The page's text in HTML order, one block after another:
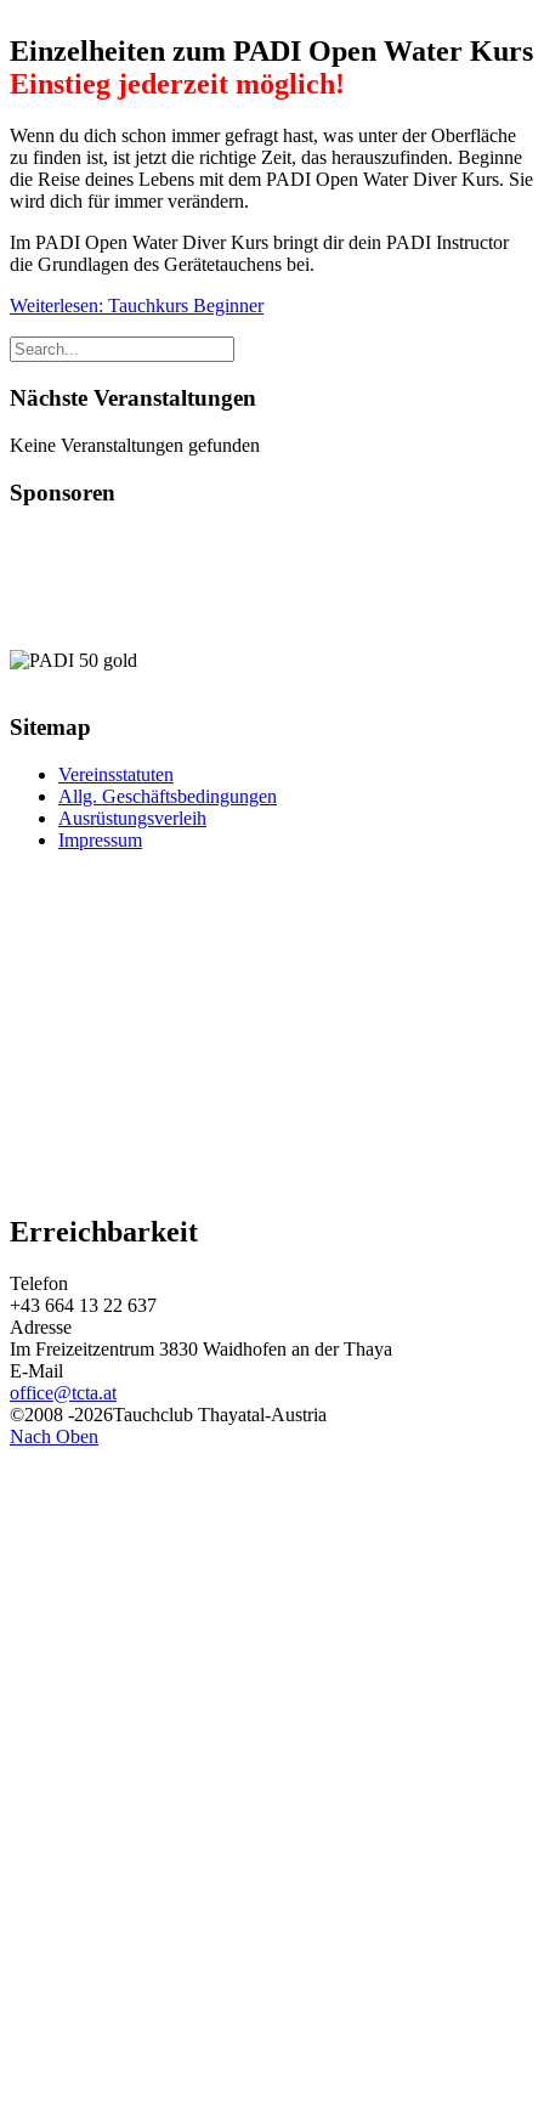
Einzelheiten zum PADI Open Water Kurs
Einstieg jederzeit möglich!
Wenn du dich schon immer gefragt hast, was unter der Oberfläche
zu finden ist, ist jetzt die richtige Zeit, das herauszufinden. Beginne
die Reise deines Lebens mit dem PADI Open Water Diver Kurs. Sie
wird dich für immer verändern.
Im PADI Open Water Diver Kurs bringt dir dein PADI Instructor
die Grundlagen des Gerätetauchens bei.
Weiterlesen: Tauchkurs Beginner
Nächste Veranstaltungen
Keine Veranstaltungen gefunden
Sponsoren
Sitemap
Vereinsstatuten
Allg. Geschäftsbedingungen
Ausrüstungsverleih
Impressum
Erreichbarkeit
Telefon
+43 664 13 22 637
Adresse
Im Freizeitzentrum 3830 Waidhofen an der Thaya
E-Mail
office@tcta.at
©2008 -2026Tauchclub Thayatal-Austria
Nach Oben